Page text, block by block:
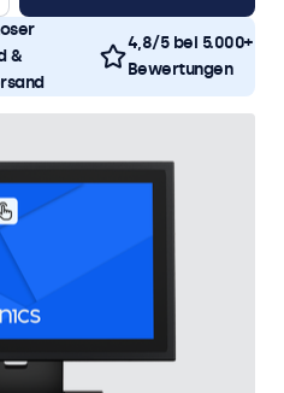
&
4,8/5 bei 5.000+
Bewertungen